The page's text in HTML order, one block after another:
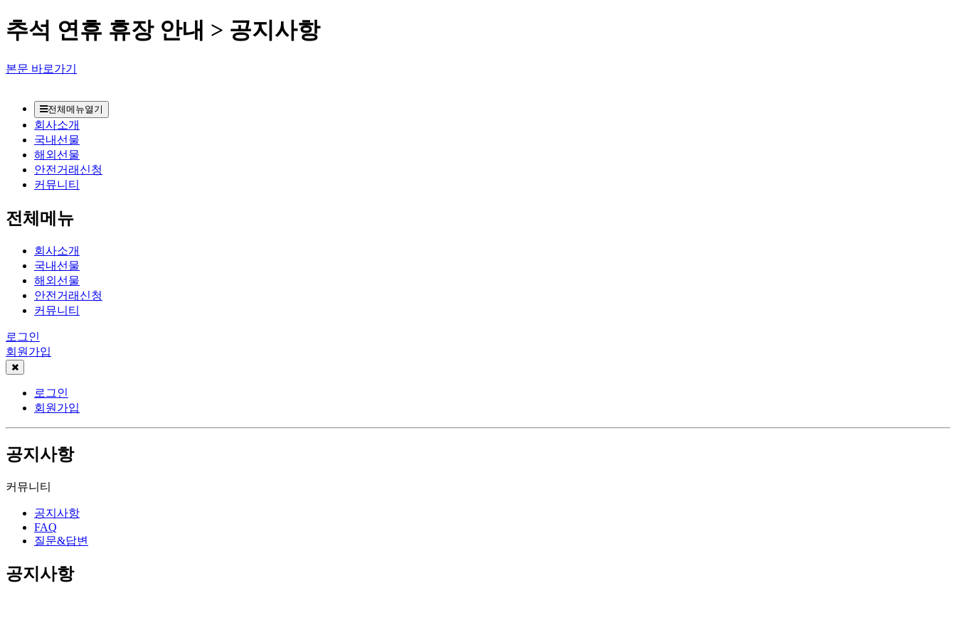
추석 연휴 휴장 안내 > 공지사항
본문 바로가기
전체메뉴열기
회사소개
국내선물
해외선물
안전거래신청
커뮤니티
전체메뉴
회사소개
국내선물
해외선물
안전거래신청
커뮤니티
로그인
회원가입
로그인
회원가입
공지사항
커뮤니티
공지사항
FAQ
질문&답변
공지사항